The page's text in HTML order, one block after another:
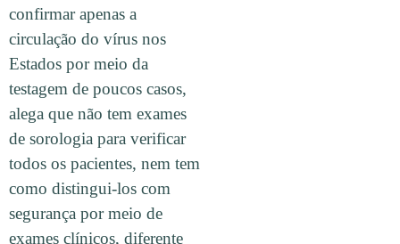
confirmar apenas a
circulação do vírus nos
Estados por meio da
testagem de poucos casos,
alega que não tem exames
de sorologia para verificar
todos os pacientes, nem tem
como distingui-los com
segurança por meio de
exames clínicos, diferente